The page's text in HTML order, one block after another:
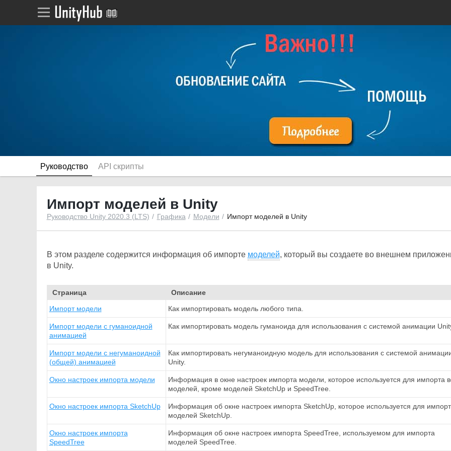
Руководство API скрипты
Импорт моделей в Unity
Руководство Unity 2020.3 (LTS) Графика Модели Импорт моделей в Unity
В этом разделе содержится информация об импорте моделей, который вы создаете во внешнем
в Unity.
Страница
Описание
Импорт модели
Как импортировать модель любого типа.
Импорт модели с гуманоидной
анимацией
Как импортировать модель гуманоида для использования с системой анимации
Импорт модели с негуманоидной
(общей) анимацией
Как импортировать негуманоидную модель для использования с системой
Unity.
Окно настроек импорта модели
Информация в окне настроек импорта модели, которое используется для импорта
моделей, кроме моделей SketchUp и SpeedTree.
Окно настроек импорта SketchUp
Информация об окне настроек импорта SketchUp, которое используется для
моделей SketchUp.
Окно настроек импорта
SpeedTree
Информация об окне настроек импорта SpeedTree, используемом для импорта
моделей SpeedTree.